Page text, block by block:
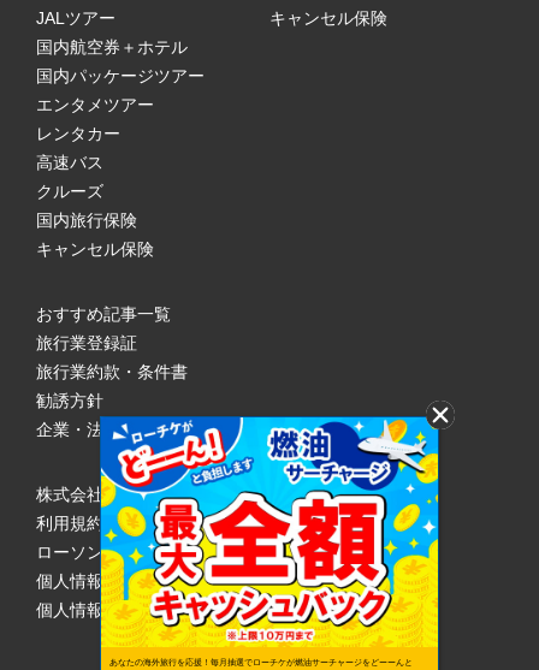
JALツアー
国内航空券＋ホテル
国内パッケージツアー
エンタメツアー
レンタカー
高速バス
クルーズ
国内旅行保険
キャンセル保険
キャンセル保険
おすすめ記事一覧
旅行業登録証
旅行業約款・条件書
勧誘方針
企業・法人のみなさまへ
株式会社ローソンエンタテインメント
利用規約
ローソンWEB会員規約
個人情報の取り扱いについて
個人情報保護方針
あなたの海外旅行を応援！毎月抽選でローチケが燃油サーチャージをどーーんと